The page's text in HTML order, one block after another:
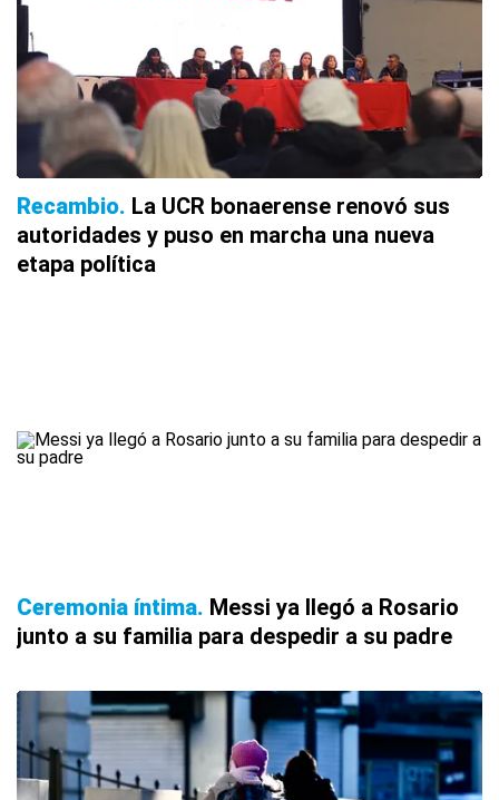
Recambio La UCR bonaerense renovó sus
autoridades y puso en marcha una nueva
etapa política
Ceremonia íntima Messi ya llegó a Rosario
junto a su familia para despedir a su padre